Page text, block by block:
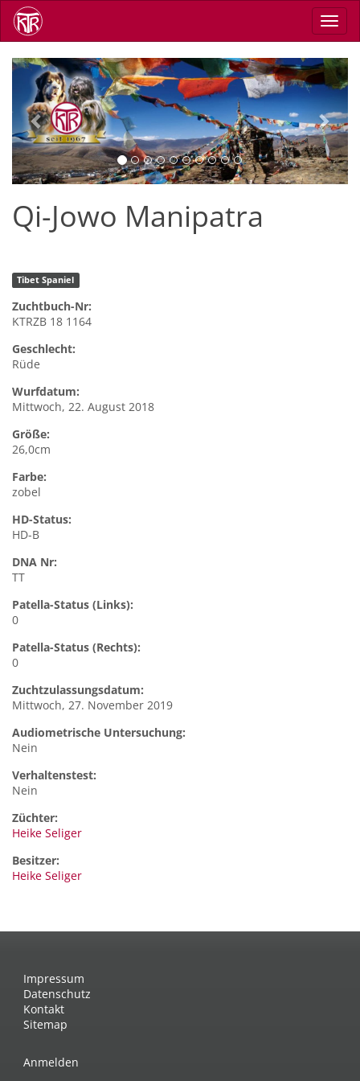
Direkt
zum
Inhalt
Previous Next
Qi-Jowo Manipatra
Tibet Spaniel
Zuchtbuch-Nr:
KTRZB 18 1164
Geschlecht:
Rüde
Wurfdatum:
Mittwoch, 22. August 2018
Größe:
26,0cm
Farbe:
zobel
HD-Status:
HD-B
DNA Nr:
TT
Patella-Status (Links):
0
Patella-Status (Rechts):
0
Zuchtzulassungsdatum:
Mittwoch, 27. November 2019
Audiometrische Untersuchung:
Nein
Verhaltenstest:
Nein
Züchter:
Heike Seliger
Besitzer:
Heike Seliger
Impressum
Datenschutz
Kontakt
Sitemap
Anmelden